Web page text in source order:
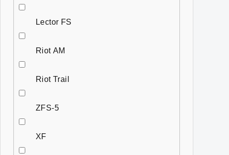
Lector FS
Riot AM
Riot Trail
ZFS-5
XF